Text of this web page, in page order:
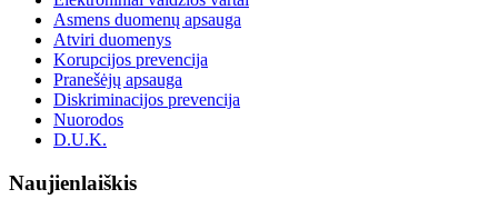
Asmens duomenų apsauga
Atviri duomenys
Korupcijos prevencija
Pranešėjų apsauga
Diskriminacijos prevencija
Nuorodos
D.U.K.
Naujienlaiškis